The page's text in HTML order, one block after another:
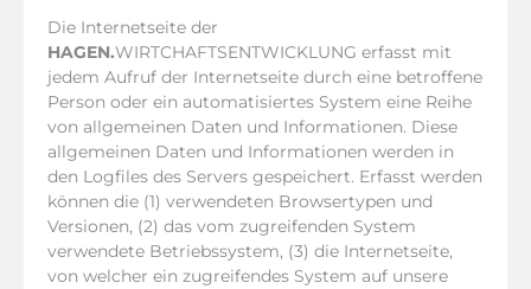
Die Internetseite der
HAGEN.WIRTCHAFTSENTWICKLUNG erfasst mit
jedem Aufruf der Internetseite durch eine betroffene
Person oder ein automatisiertes System eine Reihe
von allgemeinen Daten und Informationen. Diese
allgemeinen Daten und Informationen werden in
den Logfiles des Servers gespeichert. Erfasst werden
können die (1) verwendeten Browsertypen und
Versionen, (2) das vom zugreifenden System
verwendete Betriebssystem, (3) die Internetseite,
von welcher ein zugreifendes System auf unsere